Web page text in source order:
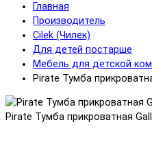
Главная
Производитель
Cilek (Чилек)
Для детей постарше
Мебель для детской
Pirate Тумба
Pirate Тумба прикроватная